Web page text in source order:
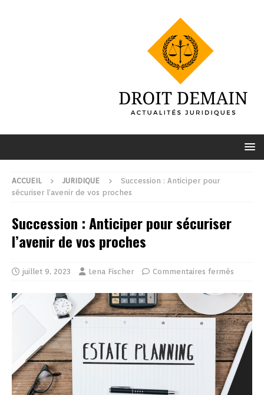
ACCUEIL JURIDIQUE
Succession : Anticiper pour
sécuriser l’avenir de vos proches
Succession : Anticiper pour sécuriser
l’avenir de vos proches
juillet 9, 2023 Lena Fischer Commentaires fermés